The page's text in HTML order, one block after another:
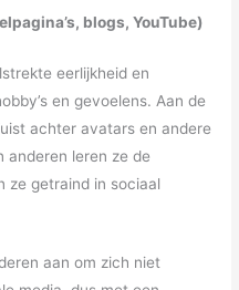
blogs, YouTube)
eerlijkheid en
en gevoelens. Aan de
achter avatars en andere
anderen leren ze de
ze getraind in sociaal
aan om zich niet